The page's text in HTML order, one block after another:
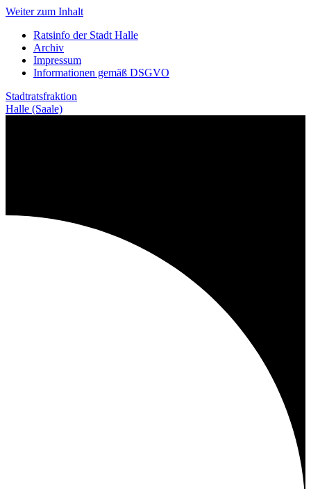
Weiter zum Inhalt
Ratsinfo der Stadt Halle
Archiv
Impressum
Informationen gemäß DSGVO
Stadtratsfraktion
Halle (Saale)